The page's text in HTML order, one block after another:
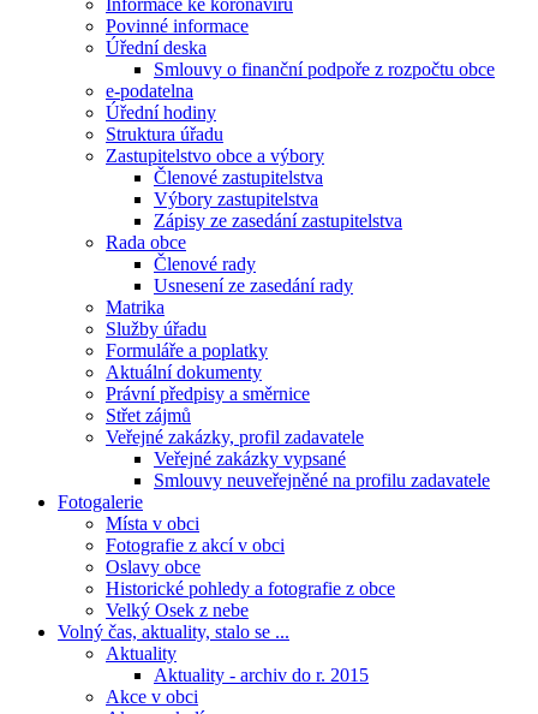
Informace ke koronaviru
Povinné informace
Úřední deska
Smlouvy o finanční podpoře z rozpočtu obce
e-podatelna
Úřední hodiny
Struktura úřadu
Zastupitelstvo obce a výbory
Členové zastupitelstva
Výbory zastupitelstva
Zápisy ze zasedání zastupitelstva
Rada obce
Členové rady
Usnesení ze zasedání rady
Matrika
Služby úřadu
Formuláře a poplatky
Aktuální dokumenty
Právní předpisy a směrnice
Střet zájmů
Veřejné zakázky, profil zadavatele
Veřejné zakázky vypsané
Smlouvy neuveřejněné na profilu zadavatele
Fotogalerie
Místa v obci
Fotografie z akcí v obci
Oslavy obce
Historické pohledy a fotografie z obce
Velký Osek z nebe
Volný čas, aktuality, stalo se ...
Aktuality
Aktuality - archiv do r. 2015
Akce v obci